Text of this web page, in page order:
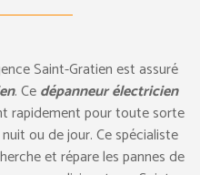
Saint-Gratien est assuré
. Cedépanneur électricien
rapidement pour toute sorte
ou de jour. Ce spécialiste
et répare les pannes de